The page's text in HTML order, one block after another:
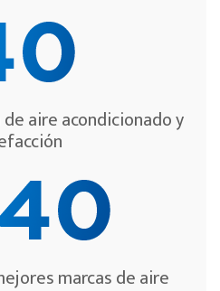
aire acondicionado y
marcas de aire